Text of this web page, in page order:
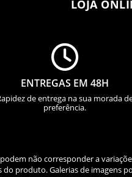
LOJA

ENTREGAS EM 48H
de entrega na sua morada
preferência.
não corresponder a
do produto. Galerias de